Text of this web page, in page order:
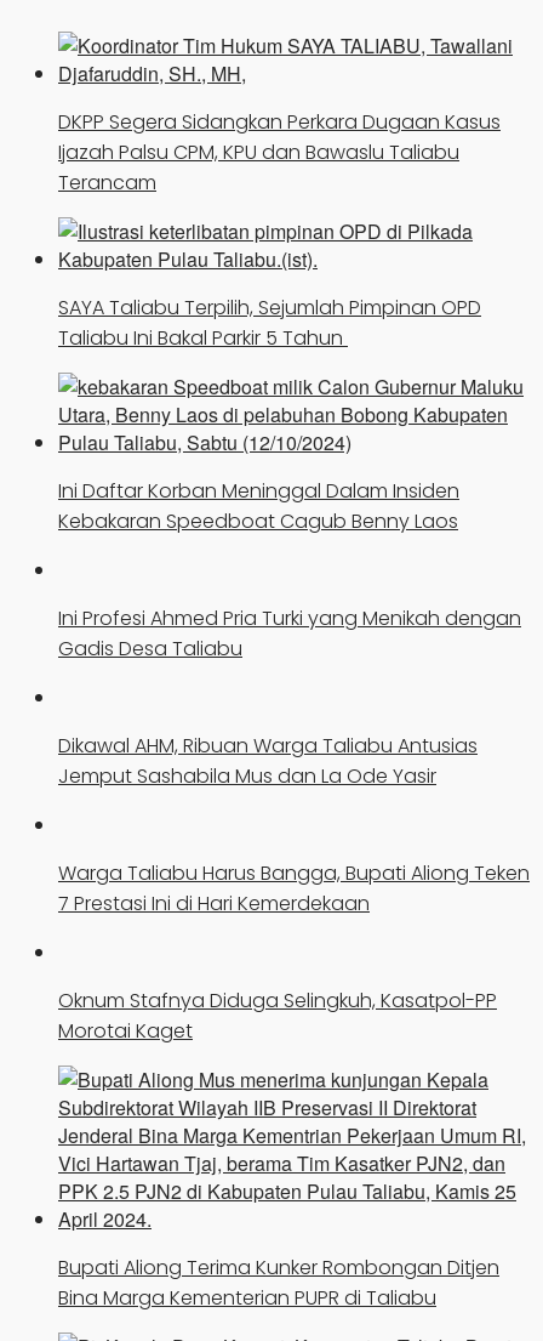
DKPP Segera Sidangkan Perkara Dugaan Kasus
Ijazah Palsu CPM, KPU dan Bawaslu Taliabu
Terancam
SAYA Taliabu Terpilih, Sejumlah Pimpinan OPD
Taliabu Ini Bakal Parkir 5 Tahun
Ini Daftar Korban Meninggal Dalam Insiden
Kebakaran Speedboat Cagub Benny Laos
Ini Profesi Ahmed Pria Turki yang Menikah dengan
Gadis Desa Taliabu
Dikawal AHM, Ribuan Warga Taliabu Antusias
Jemput Sashabila Mus dan La Ode Yasir
Warga Taliabu Harus Bangga, Bupati Aliong Teken
7 Prestasi Ini di Hari Kemerdekaan
Oknum Stafnya Diduga Selingkuh, Kasatpol-PP
Morotai Kaget
Bupati Aliong Terima Kunker Rombongan Ditjen
Bina Marga Kementerian PUPR di Taliabu